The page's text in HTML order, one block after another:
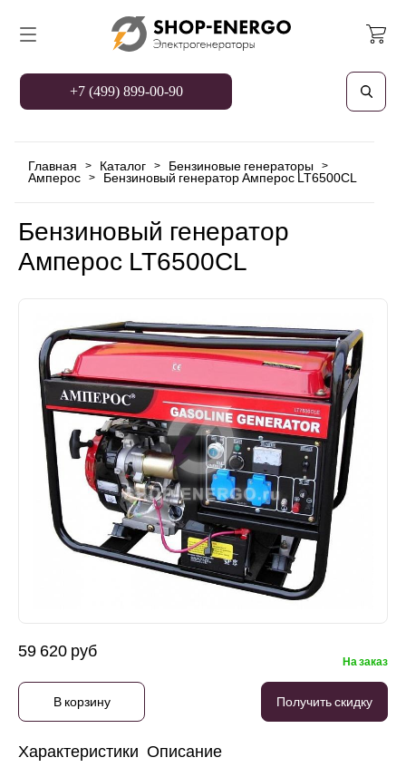
+7 (499) 899-00-90
Главная > Каталог > Бензиновые генераторы >
Амперос > Бензиновый генератор Амперос LT6500CL
Бензиновый генератор
Амперос LT6500CL
59 620 руб
На заказ
В корзину Получить скидку
Характеристики Описание